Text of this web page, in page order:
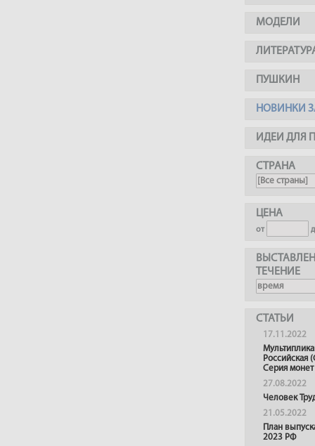
МОДЕЛИ
ПУШКИН
НОВИНКИ
ИДЕИ ДЛЯ
СТРАНА
ЦЕНА
от
ТЕЧЕНИЕ
СТАТЬИ
17.11.2022
Российская
Серия монет
27.08.2022
Человек
21.05.2022
План
2023 РФ